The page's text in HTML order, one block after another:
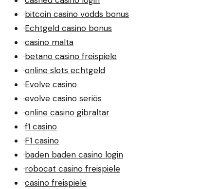
·bitcoin casino vodds bonus
·Echtgeld casino bonus
·casino malta
·betano casino freispiele
·online slots echtgeld
·Evolve casino
·evolve casino seriös
·online casino gibraltar
·f1 casino
·F1 casino
·baden baden casino login
·robocat casino freispiele
·casino freispiele